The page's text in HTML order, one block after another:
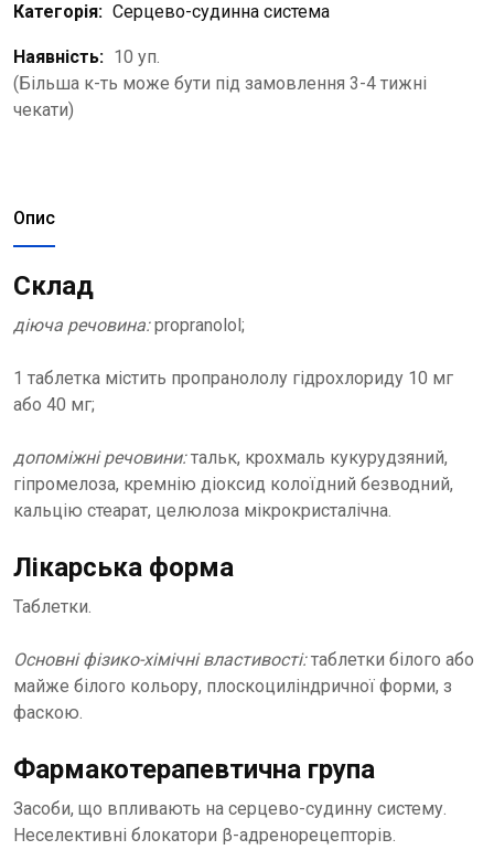
Категорія: Серцево-судинна система
Наявність: 10 уп.
(Більша к-ть може бути під замовлення 3-4 тижні
чекати)
Опис
Склад
діюча речовина:propranolol;
1 таблетка містить пропранололу гідрохлориду 10 мг
або 40 мг;
допоміжні речовини:тальк, крохмаль кукурудзяний,
гіпромелоза, кремнію діоксид колоїдний безводний,
кальцію стеарат, целюлоза мікрокристалічна.
Лікарська форма
Таблетки.
Основні фізико-хімічні властивості:таблетки білого або
майже білого кольору, плоскоциліндричної форми, з
фаскою.
Фармакотерапевтична група
Засоби, що впливають на серцево-судинну систему.
Неселективні блокатори β-адренорецепторів.